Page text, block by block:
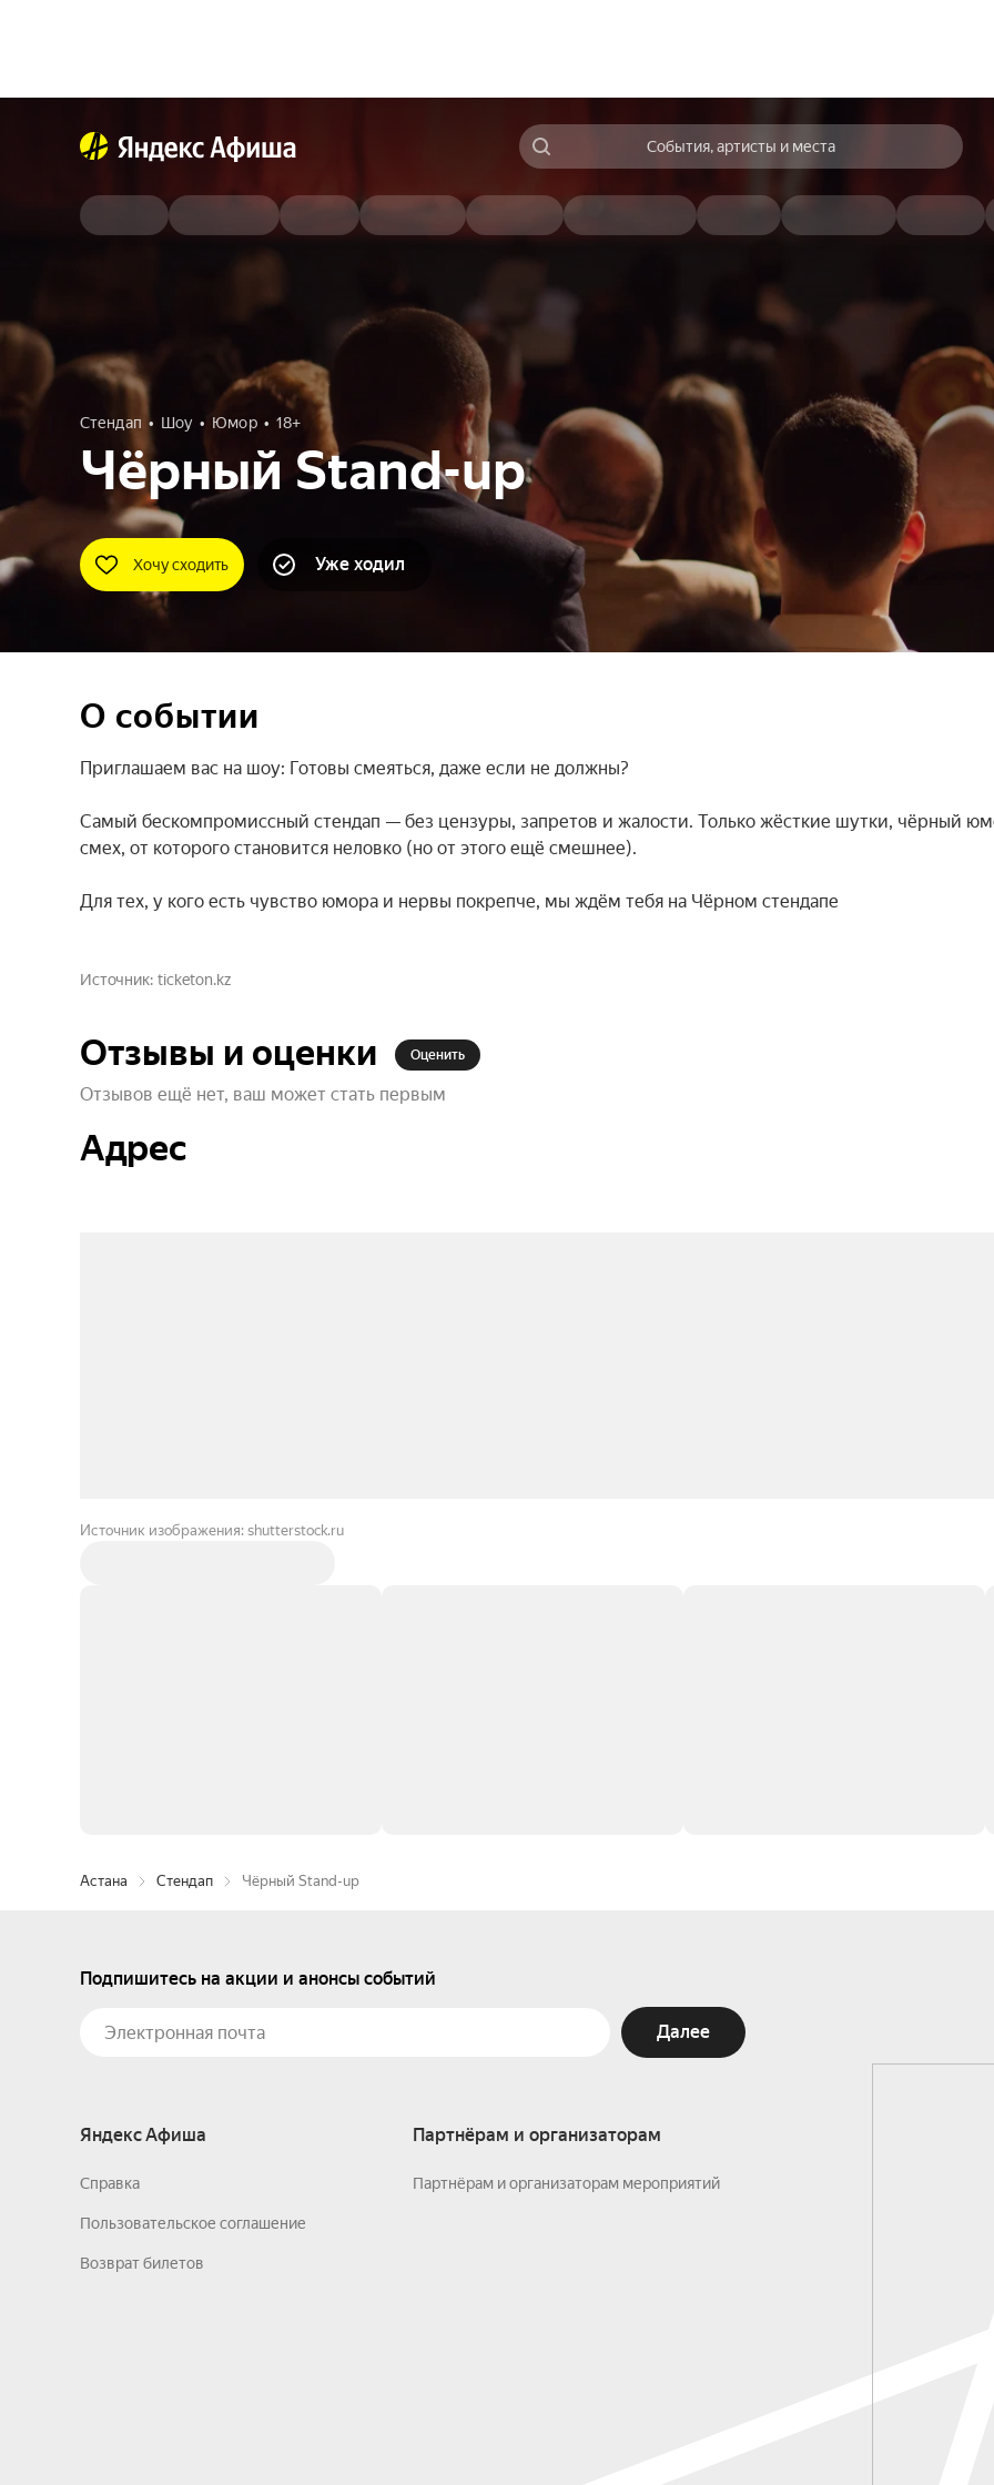
События, артисты и места
Стендап Шоу Юмор 18+
Чёрный Stand-up
Хочу сходить Уже ходил
О событии
Приглашаем вас на шоу: Готовы смеяться, даже если не должны?
Самый бескомпромиссный стендап — без цензуры, запретов и жалости. Только жёсткие шутки, чёрный
смех, от которого становится неловко (но от этого ещё смешнее).
Для тех, у кого есть чувство юмора и нервы покрепче, мы ждём тебя на Чёрном стендапе
Источник ticketon.kz
Отзывы и оценки Оценить
Отзывов ещё нет, ваш может стать первым
Адрес
Источник изображения: shutterstock.ru
Астана Стендап Чёрный Stand-up
Подпишитесь на акции и анонсы событий
Далее
Яндекс Афиша
Справка
Пользовательское соглашение
Возврат билетов
Партнёрам и организаторам
Партнёрам и организаторам мероприятий